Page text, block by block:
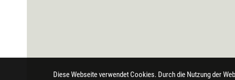
Diese Webseite verwendet Cookies. Durch die Nutzung der